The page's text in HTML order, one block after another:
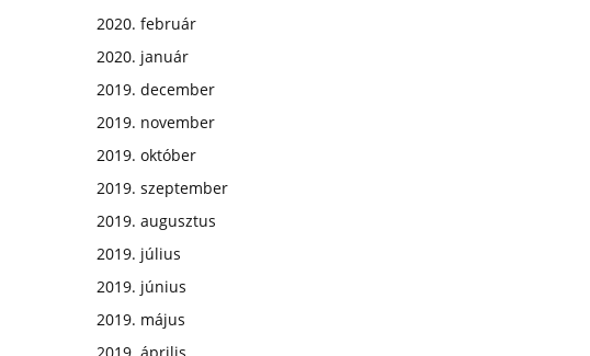
2020. február
2020. január
2019. december
2019. november
2019. október
2019. szeptember
2019. augusztus
2019. július
2019. június
2019. május